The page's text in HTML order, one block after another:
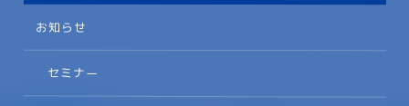
お知らせ
セミナー